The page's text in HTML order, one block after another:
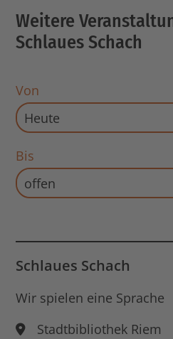
Weitere
Schlaues Schach
Von
Bis
Schlaues Schach
Wir spielen eine Sprache
Stadtbibliothek Riem